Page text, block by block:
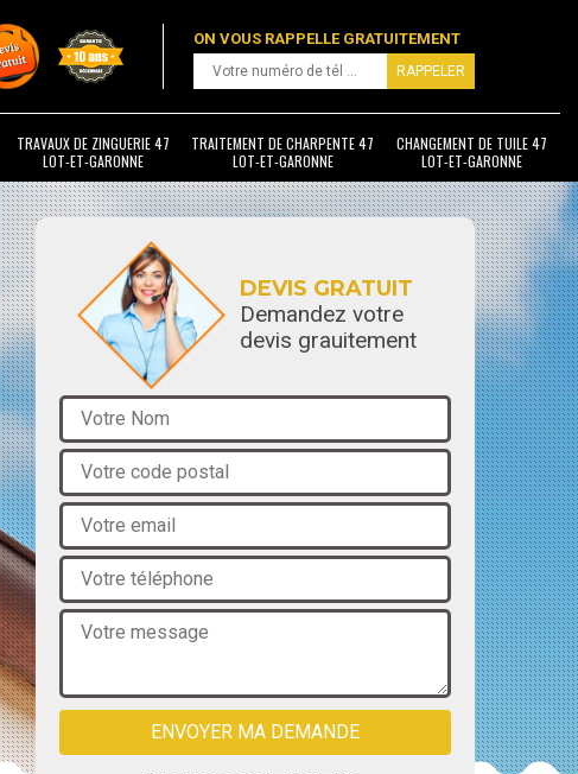
ON VOUS RAPPELLE GRATUITEMENT
TRAVAUX DE ZINGUERIE 47
LOT-ET-GARONNE
TRAITEMENT DE CHARPENTE 47
LOT-ET-GARONNE
CHANGEMENT DE TUILE 47
LOT-ET-GARONNE
DEVIS GRATUIT
Demandez votre
devis grauitement